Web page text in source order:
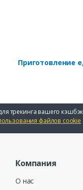
Приготовление
трекинга вашего
файлов cookie
Компания
О нас